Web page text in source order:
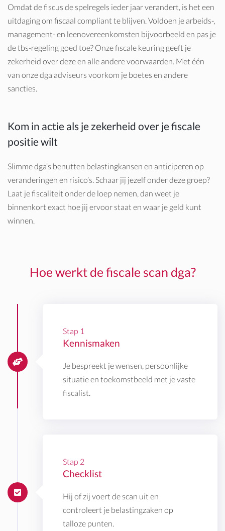
Omdat de fiscus de spelregels ieder jaar verandert, is het een
uitdaging om fiscaal compliant te blijven. Voldoen je arbeids-,
management- en leenovereenkomsten bijvoorbeeld en pas je
de tbs-regeling goed toe? Onze fiscale keuring geeft je
zekerheid over deze en alle andere voorwaarden. Met één
van onze dga adviseurs voorkom je boetes en andere
sancties.
Kom in actie als je zekerheid over je fiscale
positie wilt
Slimme dga’s benutten belastingkansen en anticiperen op
veranderingen en risico’s. Schaar jij jezelf onder deze groep?
Laat je fiscaliteit onder de loep nemen, dan weet je
binnenkort exact hoe jij ervoor staat en waar je geld kunt
winnen.
Hoe werkt de fiscale scan dga?
Stap 1
Kennismaken
Je bespreekt je wensen, persoonlijke
situatie en toekomstbeeld met je vaste
fiscalist.
Stap 2
Checklist
Hij of zij voert de scan uit en
controleert je belastingzaken op
talloze punten.